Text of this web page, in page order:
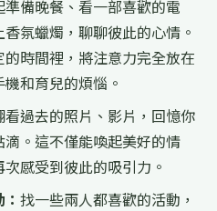
備晚餐、看一部喜歡的電
氛蠟燭，聊聊彼此的心情。
時間裡，將注意力完全放在
和育兒的煩惱。
看過去的照片、影片，回憶你
。這不僅能喚起美好的情
感受到彼此的吸引力。
找一些兩人都喜歡的活動，